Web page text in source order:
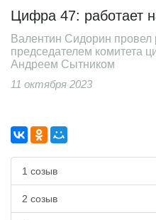
Цифра 47: работает
Валентин Сидорин провел
председателем комитета
Андреем Сытником
11 октября 2023
1 созыв
2 созыв